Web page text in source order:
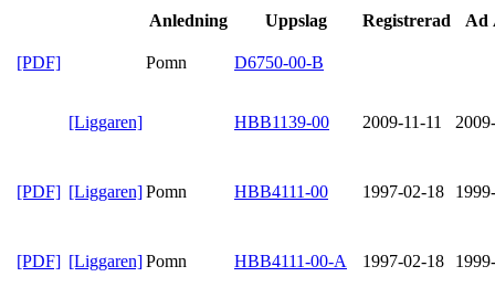
Anledning Uppslag Registrerad Ad
[PDF] Pomn D6750-00-B
[Liggaren] HBB1139-00 2009-11-11
[PDF] [Liggaren]Pomn HBB4111-00 1997-02-18
[PDF] [Liggaren]Pomn HBB4111-00-A 1997-02-18